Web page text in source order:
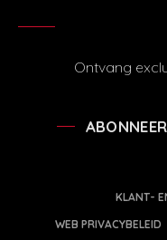
Ontvang
KLANT-
WEB PRIVACYBELEID